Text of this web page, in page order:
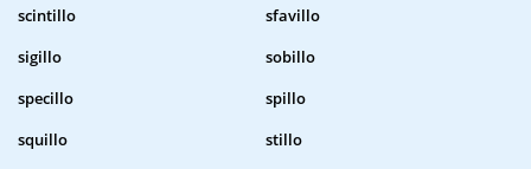
scintillo
sfavillo
sigillo
sobillo
specillo
spillo
squillo
stillo